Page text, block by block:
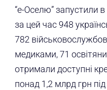
“е-Оселю” запустили
за цей час 948
782
медиками, 71
отримали доступні
понад 1,2 млрд грн під